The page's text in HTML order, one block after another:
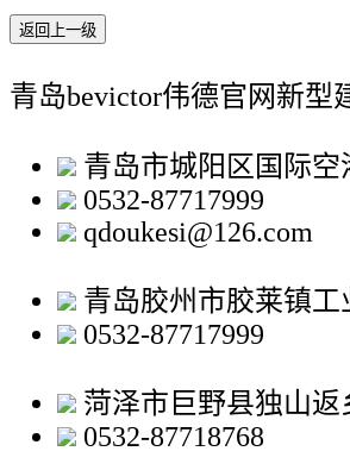
返回上一级
青岛bevictor伟德官网新型
青岛市城阳区国际空
0532-87717999
qdoukesi@126.com
青岛胶州市胶莱镇工
0532-87717999
菏泽市巨野县独山返
0532-87718768